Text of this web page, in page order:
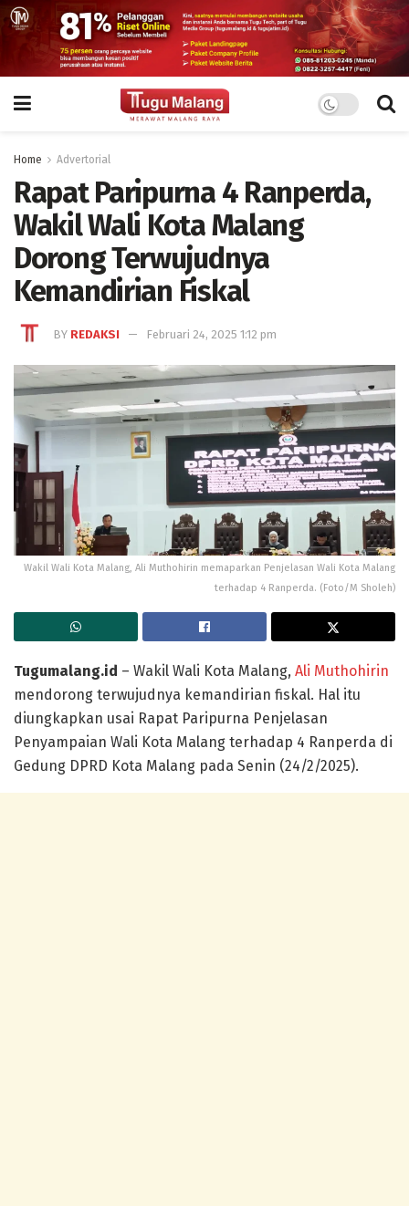
Home Advertorial
Rapat Paripurna 4 Ranperda,
Wakil Wali Kota Malang
Dorong Terwujudnya
Kemandirian Fiskal
BY REDAKSI Februari 24, 2025 1:12 pm
Wakil Wali Kota Malang, Ali Muthohirin memaparkan Penjelasan Wali Kota Malang
terhadap 4 Ranperda. (Foto/M Sholeh)
Tugumalang.id – Wakil Wali Kota Malang, Ali Muthohirin
mendorong terwujudnya kemandirian fiskal. Hal itu
diungkapkan usai Rapat Paripurna Penjelasan
Penyampaian Wali Kota Malang terhadap 4 Ranperda di
Gedung DPRD Kota Malang pada Senin (24/2/2025).